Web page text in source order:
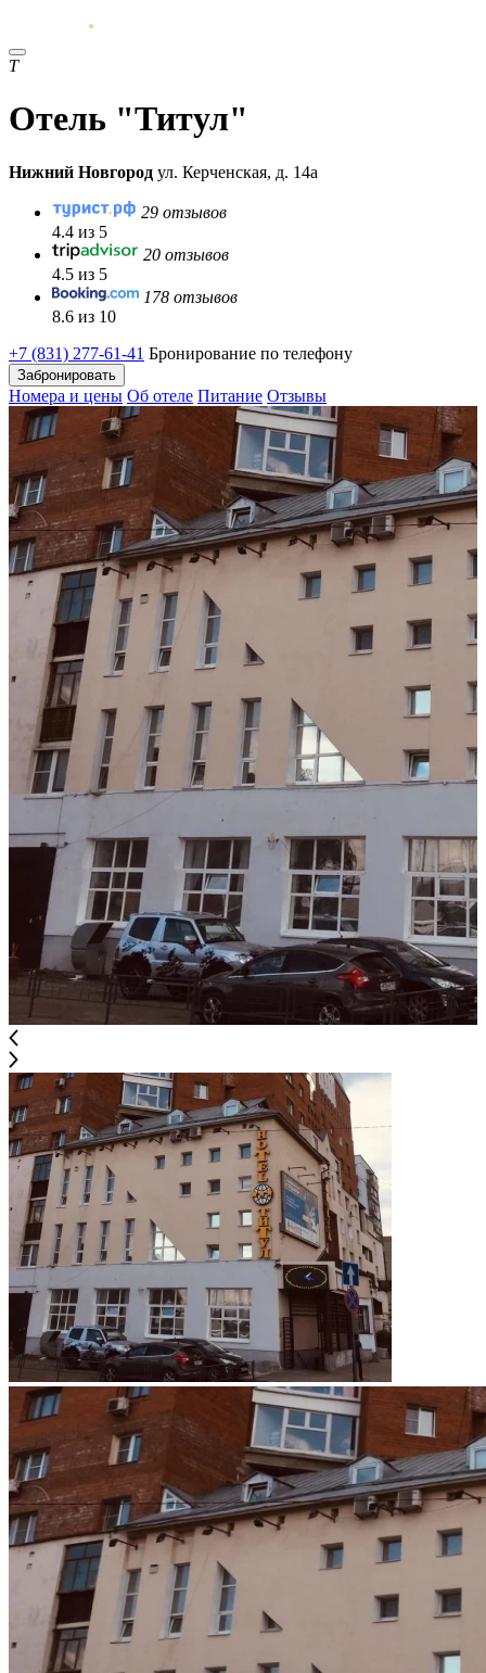
Т
Отель "Титул"
Нижний Новгород ул. Керченская, д. 14а
29 отзывов
4.4 из 5
20 отзывов
4.5 из 5
178 отзывов
8.6 из 10
+7 (831) 277-61-41 Бронирование по телефону
Забронировать
Номера и цены Об отеле Питание Отзывы